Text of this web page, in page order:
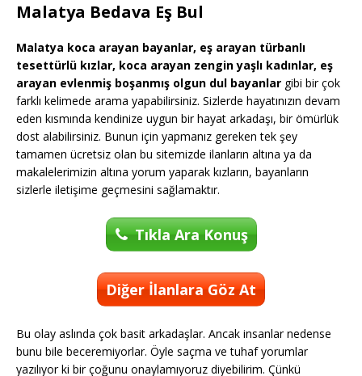
Malatya Bedava Eş Bul
Malatya koca arayan bayanlar, eş arayan türbanlı
tesettürlü kızlar, koca arayan zengin yaşlı kadınlar, eş
arayan evlenmiş boşanmış olgun dul bayanlar gibi bir çok
farklı kelimede arama yapabilirsiniz. Sizlerde hayatınızın devam
eden kısmında kendinize uygun bir hayat arkadaşı, bir ömürlük
dost alabilirsiniz. Bunun için yapmanız gereken tek şey
tamamen ücretsiz olan bu sitemizde ilanların altına ya da
makalelerimizin altına yorum yaparak kızların, bayanların
sizlerle iletişime geçmesini sağlamaktır.
Tıkla Ara Konuş
Diğer İlanlara Göz At
Bu olay aslında çok basit arkadaşlar. Ancak insanlar nedense
bunu bile beceremiyorlar. Öyle saçma ve tuhaf yorumlar
yazılıyor ki bir çoğunu onaylamıyoruz diyebilirim. Çünkü